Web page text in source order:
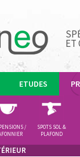
ET
ETUDES
/
SPOTS SOL &
PLAFOND